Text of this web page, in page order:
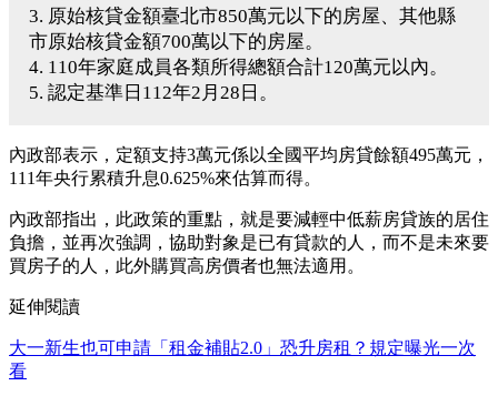
3. 原始核貸金額臺北市850萬元以下的房屋、其他縣
市原始核貸金額700萬以下的房屋。
4. 110年家庭成員各類所得總額合計120萬元以內。
5. 認定基準日112年2月28日。
內政部表示，定額支持3萬元係以全國平均房貸餘額495萬元，
111年央行累積升息0.625%來估算而得。
內政部指出，此政策的重點，就是要減輕中低薪房貸族的居住
負擔，並再次強調，協助對象是已有貸款的人，而不是未來要
買房子的人，此外購買高房價者也無法適用。
延伸閱讀
大一新生也可申請「租金補貼2.0」恐升房租？規定曝光一次
看